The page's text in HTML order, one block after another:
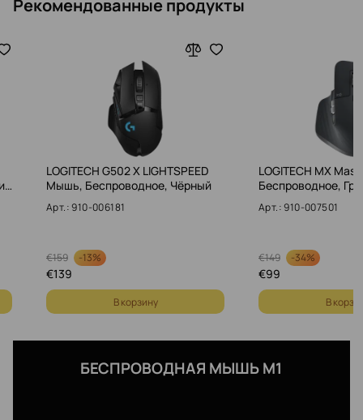
Рекомендованные продукты
LOGITECH G502 X LIGHTSPEED
Мышь, Беспроводное, Чёрный
Арт.: 910-006181
159
€ -13%
139
€
В корзину
LOGITECH MX
Беспроводное,
Арт.: 910-007501
149
€ -34%
99
€
В
БЕСПРОВОДНАЯ МЫШЬ M1